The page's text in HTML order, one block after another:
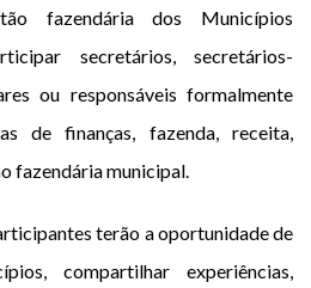
fazendária dos Municípios
secretários, secretários-
ou responsáveis formalmente
de finanças, fazenda, receita,
fazendária municipal.
terão a oportunidade de
compartilhar experiências,